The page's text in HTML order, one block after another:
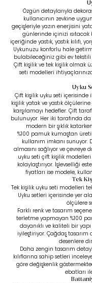
Özgün detaylarıyla
kullanıcının zevkine
geçişleriyle yazın enerjisini
günlerinde içinizi ısıtacak
içeriğinde yastık, yastık kılıfı,
Uykunuzu konforlu hale
bulabileceğiniz gibi ev tekstili
Çift kişilik ve tek kişilik olmak
seti modelleri
Uyku
Çift kişilik uyku seti içerisinde
kişilik yatak ve yastık
karşılamayı hedefler. Çift
bulunuyor. Her iki tarafında
modern bir şıklık
%100 pamuk kumaştan
kullanım imkanı sunuyor.
almasını sağlıyor ve
uyku seti çift kişilik
kolaylaştırıyor. İşlevselliği
fiyatları ise modele,
Tek
Tek kişilik uyku seti modelleri
Uyku setleri içerisinde yer
ölçülere
Farklı renk ve tasarım
terletme yapmayan %100
dayanıklı ve kaliteli bir
iyileştiriyor. Çağdaş
desenlere
Daha zengin tasarım
kılıflarına sahip setleri
göre değişkenlik
ebatları